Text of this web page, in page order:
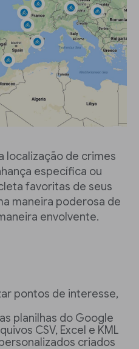
localização de crimes
específica ou
favoritas de seus
maneira poderosa de
envolvente.
pontos de interesse,
planilhas do Google
CSV, Excel e KML
criados